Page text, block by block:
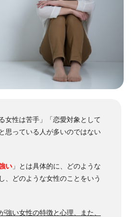
女性は苦手」「恋愛対象として
思っている人が多いのではない
い 」とは具体的に、どのような
、どのような女性のことをいう
強い女性の特徴と心理、また、